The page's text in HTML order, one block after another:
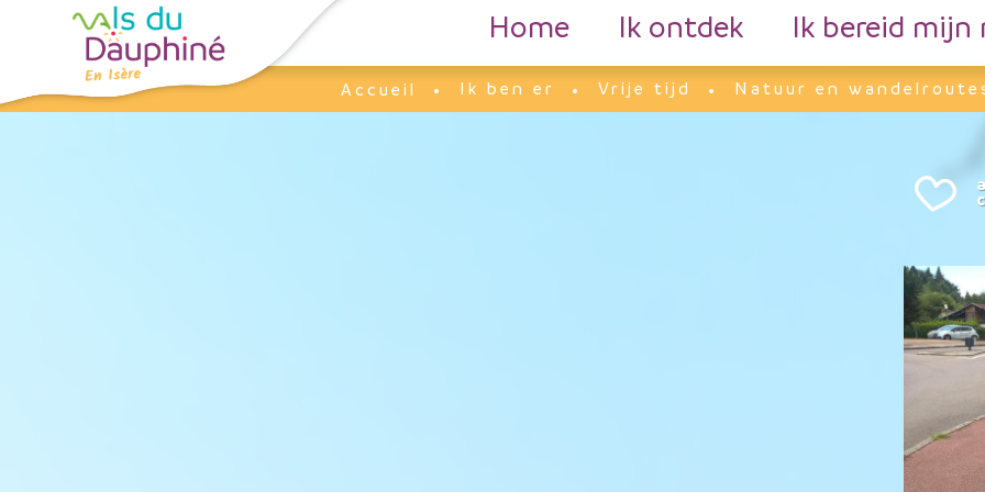
Home Ik ontdek Ik bereid mijn
Accueil
Ik ben er Vrije tijd Natuur en
Cookies beheer paneel